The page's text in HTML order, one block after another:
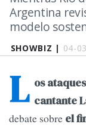
SHOWBIZ | 04-
Argentina
modelo
L os
cantante
debate sobre el